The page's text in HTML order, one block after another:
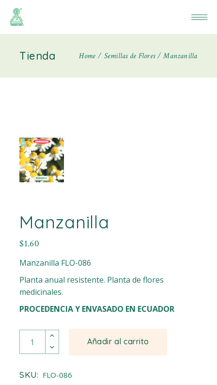
Tienda Home Semillas de Flores Manzanilla
Manzanilla
$1.60
Manzanilla FLO-086
Planta anual resistente. Planta de flores
medicinales.
PROCEDENCIA Y ENVASADO EN ECUADOR
Manzanilla quantity
Añadir al carrito
SKU: FLO-086